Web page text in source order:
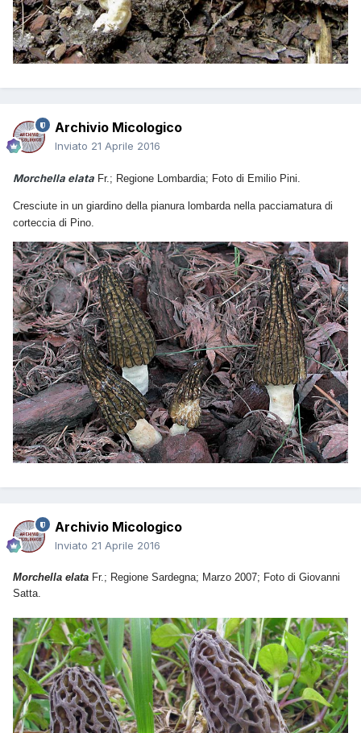
Archivio Micologico
Inviato 21 Aprile 2016
Morchella elata Fr.; Regione Lombardia; Foto di Emilio Pini.
Cresciute in un giardino della pianura lombarda nella pacciamatura di
corteccia di Pino.
Archivio Micologico
Inviato 21 Aprile 2016
Morchella elata Fr.; Regione Sardegna; Marzo 2007; Foto di Giovanni
Satta.